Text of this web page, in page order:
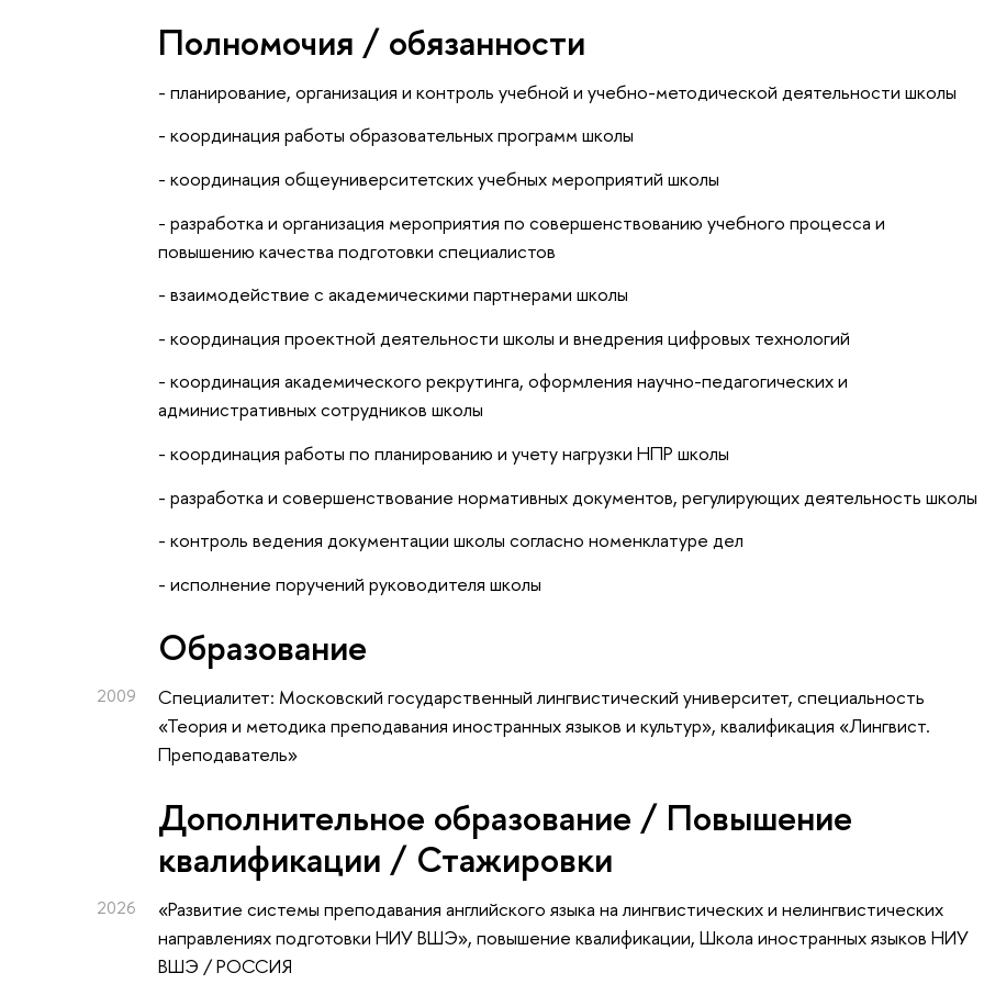
Полномочия / обязанности
- планирование, организация и контроль учебной и учебно-методической деятельности школы
- координация работы образовательных программ школы
- координация общеуниверситетских учебных мероприятий школы
- разработка и организация мероприятия по совершенство­ванию учебного процесса и
повышению качества подготовки специалистов
- взаимодействие с академическими партнерами школы
- координация проектной деятельности школы и внедрения цифровых технологий
- координация академического рекрутинга, оформления научно-педагогических и
административных сотрудников школы
- координация работы по планированию и учету нагрузки НПР школы
- разработка и совершенствование нормативных документов, регулирующих деятельность школы
- контроль ведения документации школы согласно номенклатуре дел
- исполнение поручений руководителя школы
Oбразование
2009
Специалитет: Московский государственный лингвистический университет, специальность
«Теория и методика преподавания иностранных языков и культур», квалификация «Лингвист.
Преподаватель»
Дополнительное образование / Повышение
квалификации / Стажировки
2026
«Развитие системы преподавания английского языка на лингвистических и нелингвистических
направлениях подготовки НИУ ВШЭ», повышение квалификации, Школа иностранных языков НИУ
ВШЭ / РОССИЯ